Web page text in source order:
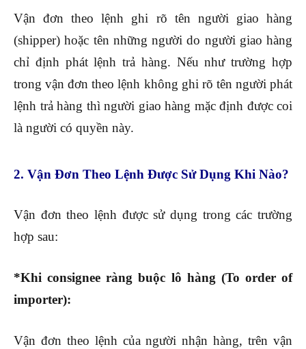
Vận đơn theo lệnh ghi rõ tên người giao hàng
(shipper) hoặc tên những người do người giao hàng
chỉ định phát lệnh trả hàng. Nếu như trường hợp
trong vận đơn theo lệnh không ghi rõ tên người phát
lệnh trả hàng thì người giao hàng mặc định được coi
là người có quyền này.
2. Vận Đơn Theo Lệnh Được Sử Dụng Khi Nào?
Vận đơn theo lệnh được sử dụng trong các trường
hợp sau:
*Khi consignee ràng buộc lô hàng (To order of
importer):
Vận đơn theo lệnh của người nhận hàng, trên vận